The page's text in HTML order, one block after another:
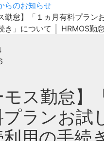
らのお知らせ
勤怠】「１ヵ月有料プラン
き」について │ HRMOS勤怠
モス勤怠】
プランお試